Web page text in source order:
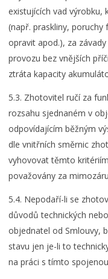
existujících vad výrobku,
(např. praskliny,
opravit apod.), za
provozu bez vnějších
ztráta kapacity
5.3. Zhotovitel ručí za
rozsahu sjednaném v
odpovídajícím běžným
dle vnitřních směrnic
vyhovovat těmto
považovány za
5.4. Nepodaří-li se
důvodů technických
objednatel od Smlouvy,
stavu jen je-li to
na práci s tímto